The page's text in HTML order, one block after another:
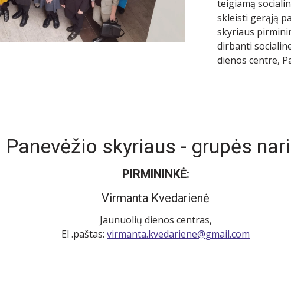
teigiamą
skleisti gerąją
skyriaus
dirbanti
dienos centre,
Panevėžio skyriaus - grupės
PIRMININKĖ:
Virmanta Kvedarienė
Jaunuolių dienos centras,
El .paštas: virmanta.kvedariene@gmail.com